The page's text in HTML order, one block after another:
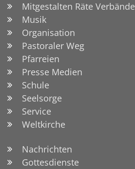
Mitgestalten Räte Verbände
Musik
Organisation
Pastoraler Weg
Pfarreien
Presse Medien
Schule
Seelsorge
Service
Weltkirche
Nachrichten
Gottesdienste